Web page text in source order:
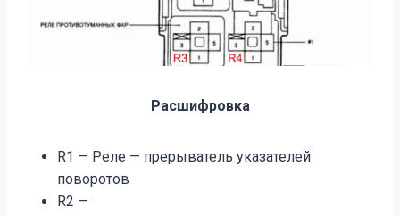
Расшифровка
R1 — Реле — прерыватель указателей
поворотов
R2 —